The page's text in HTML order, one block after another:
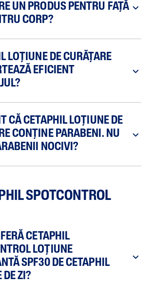
UN PRODUS PENTRU FAȚĂ
CORP?
LOȚIUNE DE CURĂȚARE
EFICIENT
CĂ CETAPHIL LOȚIUNE DE
CONȚINE PARABENI. NU
NOCIVI?
SPOTCONTROL
CETAPHIL
LOȚIUNE
SPF30 DE CETAPHIL
DE ZI?